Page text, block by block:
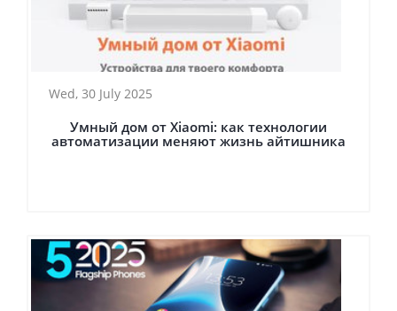
Wed, 30 July 2025
Умный дом от Xiaomi: как технологии
автоматизации меняют жизнь айтишника